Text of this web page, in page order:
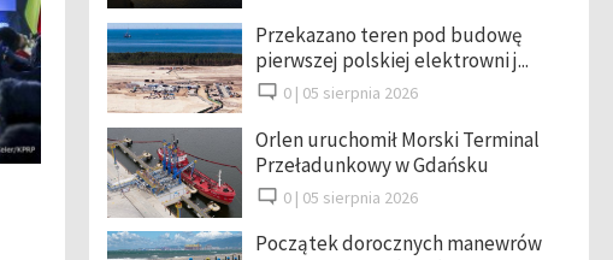
Przekazano teren pod budowę
pierwszej polskiej elektrowni j...
0 | 05 sierpnia 2026
Orlen uruchomił Morski Terminal
Przeładunkowy w Gdańsku
0 | 05 sierpnia 2026
Początek dorocznych manewrów